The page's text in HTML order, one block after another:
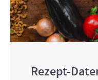
Rezept-